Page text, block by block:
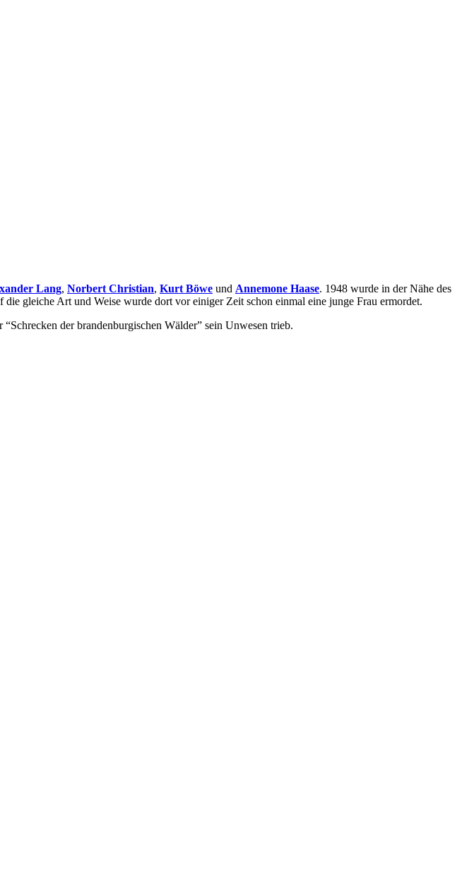
Lang, Norbert Christian, Kurt Böwe und Annemone Haase. 1948 wurde in der Nähe des
gleiche Art und Weise wurde dort vor einiger Zeit schon einmal eine junge Frau ermordet.
der brandenburgischen Wälder” sein Unwesen trieb.